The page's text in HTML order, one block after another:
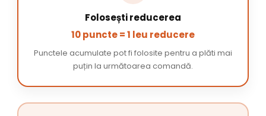
Folosești reducerea
10 puncte = 1 leu reducere
Punctele acumulate pot fi folosite pentru a plăti mai
puțin la următoarea comandă.